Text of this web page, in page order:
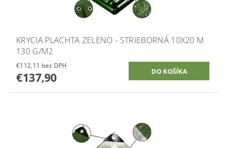
KRYCIA PLACHTA ZELENO - STRIEBORNÁ 10X20 M
130 G/M2
€112,11 bez DPH
€137,90